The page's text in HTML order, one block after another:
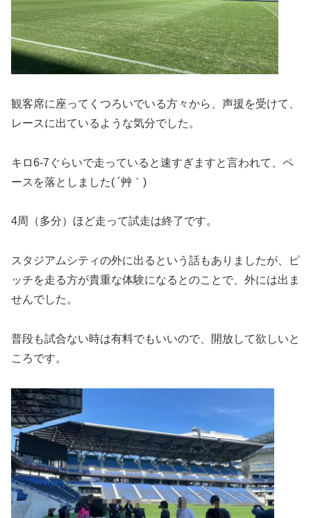
観客席に座ってくつろいでいる方々から、声援を受けて、
レースに出ているような気分でした。
キロ6-7ぐらいで走っていると速すぎますと言われて、ペ
ースを落としました( ´艸｀)
4周（多分）ほど走って試走は終了です。
スタジアムシティの外に出るという話もありましたが、ピ
ッチを走る方が貴重な体験になるとのことで、外には出ま
せんでした。
普段も試合ない時は有料でもいいので、開放して欲しいと
ころです。